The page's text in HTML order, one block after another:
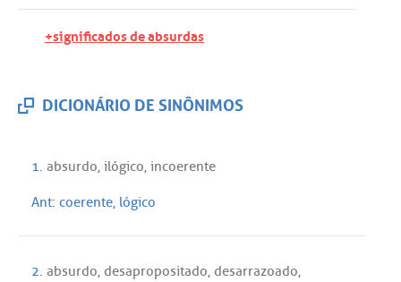
+significados de absurdas
DICIONÁRIO DE SINÔNIMOS
1. absurdo, ilógico, incoerente
Ant: coerente, lógico
2. absurdo, desapropositado, desarrazoado,